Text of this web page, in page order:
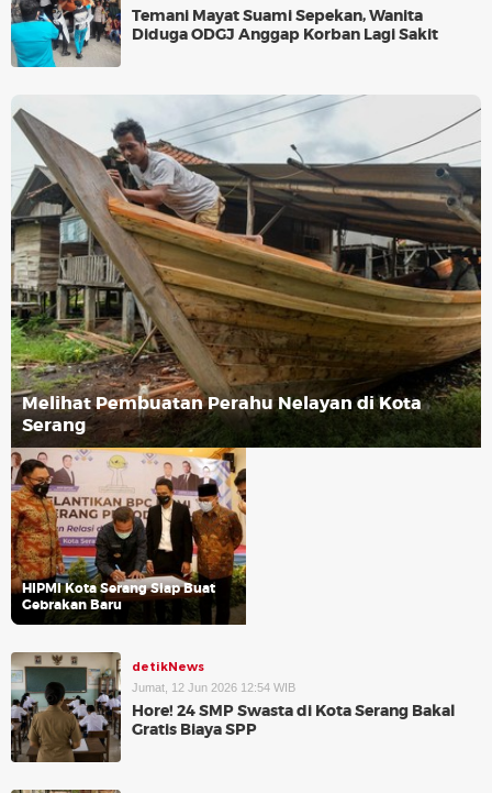
Temani Mayat Suami Sepekan, Wanita
Diduga ODGJ Anggap Korban Lagi Sakit
Melihat Pembuatan Perahu Nelayan di Kota
Serang
HIPMI Kota Serang Siap Buat
Gebrakan Baru
detikNews
Jumat, 12 Jun 2026 12:54 WIB
Hore! 24 SMP Swasta di Kota Serang Bakal
Gratis Biaya SPP